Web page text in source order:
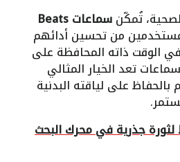
تُمكّن
سماعات Beats
من تحسين أدائهم
الوقت ذاته المحافظة على
تعد الخيار المثالي
على لياقته البدنية
جذرية في محرك البحث